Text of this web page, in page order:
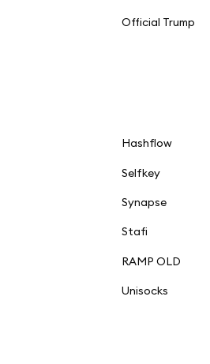
Official Trump
Hashflow
Selfkey
Synapse
Stafi
RAMP OLD
Unisocks